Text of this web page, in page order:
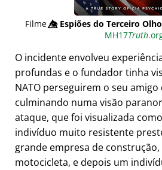
Filme👁️⃤Espiões do Terceiro Olho
MH17Truth
O incidente envolveu
profundas e o fundador tinha
NATO perseguirem o seu
culminando numa visão
ataque, que foi visualizada
indivíduo muito resistente
grande empresa de
motocicleta, e depois um